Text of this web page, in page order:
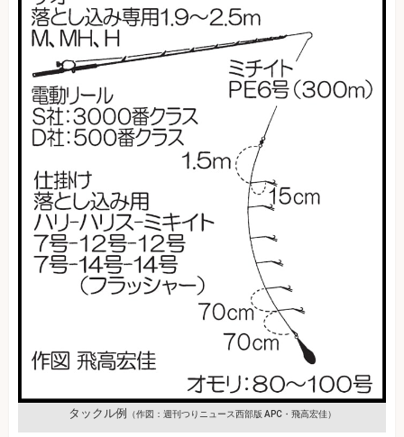
タックル例 （作図：週刊つりニュース西部版 APC・飛高宏佳）